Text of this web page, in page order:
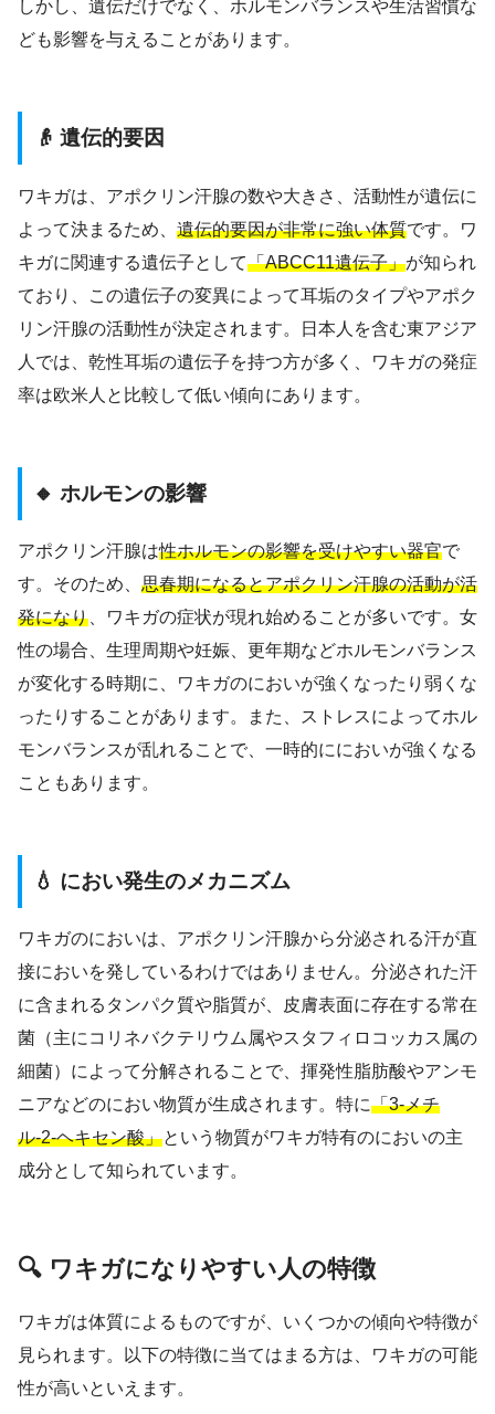
しかし、遺伝だけでなく、ホルモンバランスや生活習慣な
ども影響を与えることがあります。
👴 遺伝的要因
ワキガは、アポクリン汗腺の数や大きさ、活動性が遺伝に
よって決まるため、 遺伝的要因が非常に強い体質です。ワ
キガに関連する遺伝子として「ABCC11遺伝子」が知られ
ており、この遺伝子の変異によって耳垢のタイプやアポク
リン汗腺の活動性が決定されます。日本人を含む東アジア
人では、乾性耳垢の遺伝子を持つ方が多く、ワキガの発症
率は欧米人と比較して低い傾向にあります。
🔸 ホルモンの影響
アポクリン汗腺は性ホルモンの影響を受けやすい器官で
す。そのため、 思春期になるとアポクリン汗腺の活動が活
発になり 、ワキガの症状が現れ始めることが多いです。女
性の場合、生理周期や妊娠、更年期などホルモンバランス
が変化する時期に、ワキガのにおいが強くなったり弱くな
ったりすることがあります。また、ストレスによってホル
モンバランスが乱れることで、一時的ににおいが強くなる
こともあります。
💧 におい発生のメカニズム
ワキガのにおいは、アポクリン汗腺から分泌される汗が直
接においを発しているわけではありません。分泌された汗
に含まれるタンパク質や脂質が、皮膚表面に存在する常在
菌（主にコリネバクテリウム属やスタフィロコッカス属の
細菌）によって分解されることで、揮発性脂肪酸やアンモ
ニアなどのにおい物質が生成されます。特に「3-メチ
ル-2-ヘキセン酸」という物質がワキガ特有のにおいの主
成分として知られています。
🔍 ワキガになりやすい人の特徴
ワキガは体質によるものですが、いくつかの傾向や特徴が
見られます。以下の特徴に当てはまる方は、ワキガの可能
性が高いといえます。